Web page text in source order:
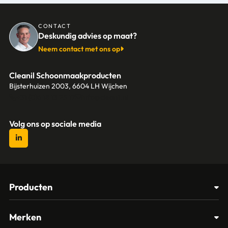
CONTACT
Deskundig advies op maat?
Neem contact met ons op
Cleanil Schoonmaakproducten
Bijsterhuizen 2003, 6604 LH Wijchen
Volg ons op sociale media
Producten
Merken